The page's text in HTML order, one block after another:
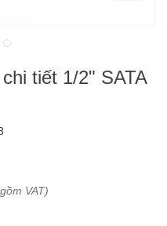
tiết 1/2" SATA
VAT)